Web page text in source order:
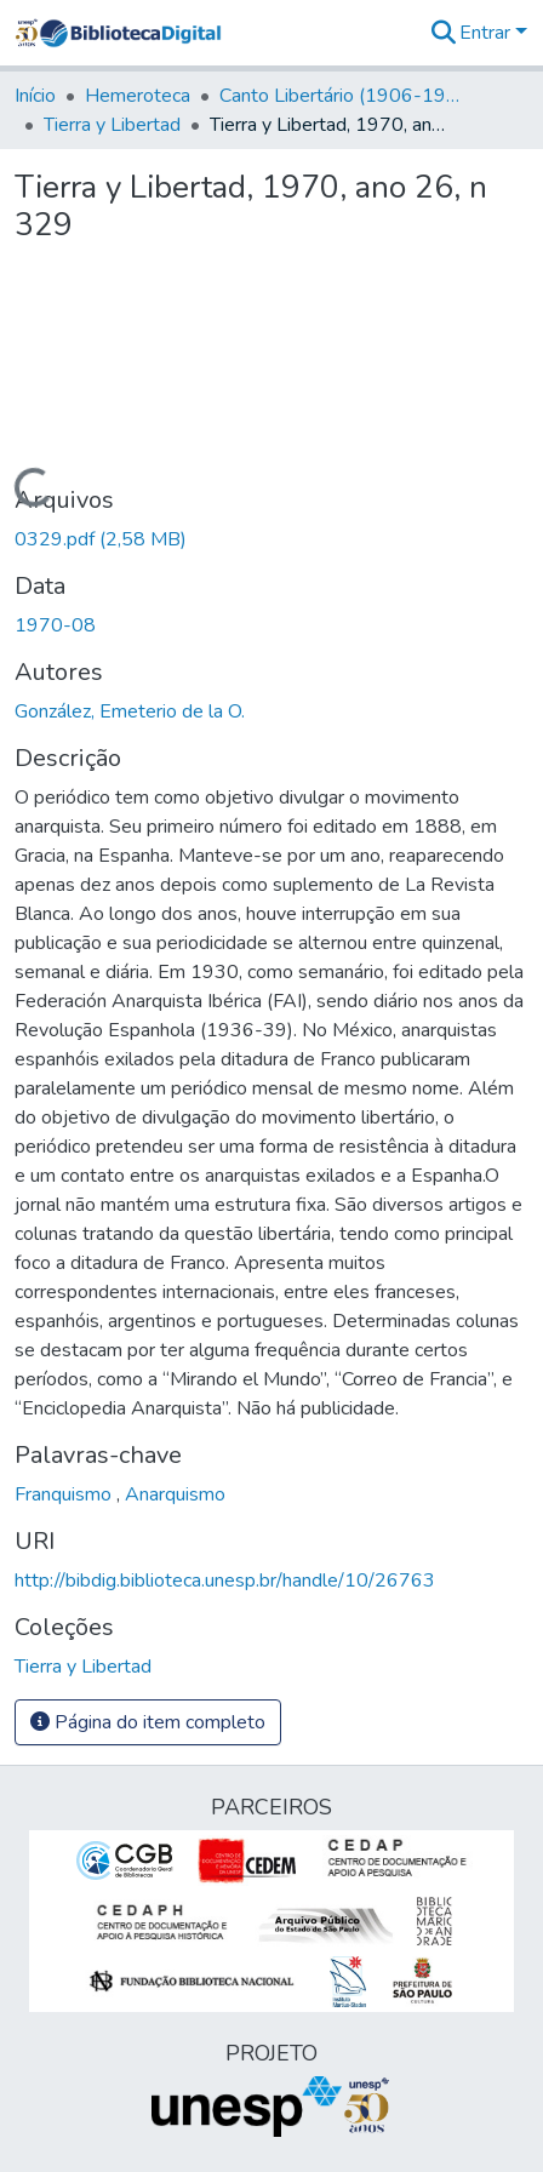
&
Coleções
Tudo na
Digital
Entrar
Início Hemeroteca
Canto Libertário (1906-1995)
Tierra y Libertad
Tierra y Libertad, 1970, ano 26, n 329
Tierra y Libertad, 1970, ano 26, n
329
Carregando...
Arquivos
0329.pdf(2,58 MB)
Data
1970-08
Autores
González, Emeterio de la O.
Descrição
O periódico tem como objetivo divulgar o movimento
anarquista. Seu primeiro número foi editado em 1888, em
Gracia, na Espanha. Manteve-se por um ano, reaparecendo
apenas dez anos depois como suplemento de La Revista
Blanca. Ao longo dos anos, houve interrupção em sua
publicação e sua periodicidade se alternou entre quinzenal,
semanal e diária. Em 1930, como semanário, foi editado pela
Federación Anarquista Ibérica (FAI), sendo diário nos anos da
Revolução Espanhola (1936-39). No México, anarquistas
espanhóis exilados pela ditadura de Franco publicaram
paralelamente um periódico mensal de mesmo nome. Além
do objetivo de divulgação do movimento libertário, o
periódico pretendeu ser uma forma de resistência à ditadura
e um contato entre os anarquistas exilados e a Espanha.O
jornal não mantém uma estrutura fixa. São diversos artigos e
colunas tratando da questão libertária, tendo como principal
foco a ditadura de Franco. Apresenta muitos
correspondentes internacionais, entre eles franceses,
espanhóis, argentinos e portugueses. Determinadas colunas
se destacam por ter alguma frequência durante certos
períodos, como a “Mirando el Mundo”, “Correo de Francia”, e
“Enciclopedia Anarquista”. Não há publicidade.
Palavras-chave
Franquismo , Anarquismo
URI
http://bibdig.biblioteca.unesp.br/handle/10/26763
Coleções
Tierra y Libertad
Página do item completo
PARCEIROS
PROJETO